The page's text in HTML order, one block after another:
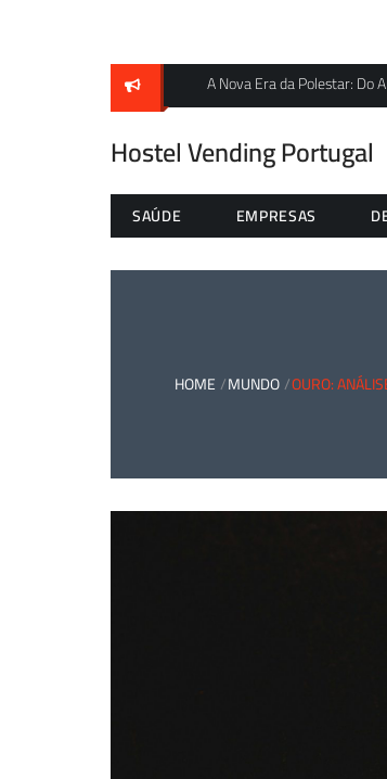
A Nova Era da Polestar: Do
Hostel Vending Portugal
SAÚDE EMPRESAS
HOME MUNDO OURO: